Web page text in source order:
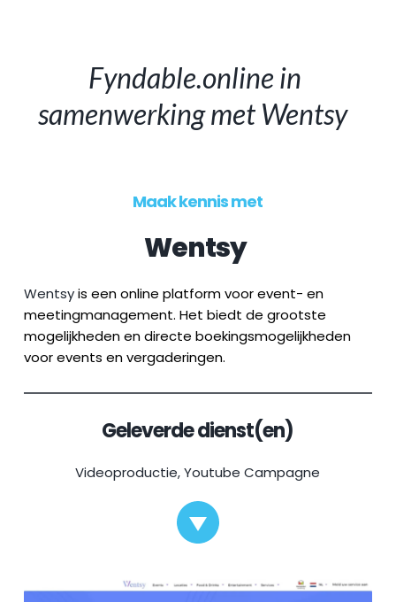
Fyndable.online in
samenwerking met Wentsy
Maak kennis met
Wentsy
Wentsy is een online platform voor event- en
meetingmanagement. Het biedt de grootste
mogelijkheden en directe boekingsmogelijkheden
voor events en vergaderingen.
Geleverde dienst(en)
Videoproductie, Youtube Campagne